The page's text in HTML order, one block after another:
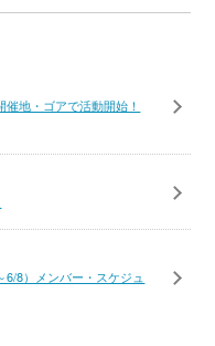
地・ゴアで活動開始！
8）メンバー・スケジュ